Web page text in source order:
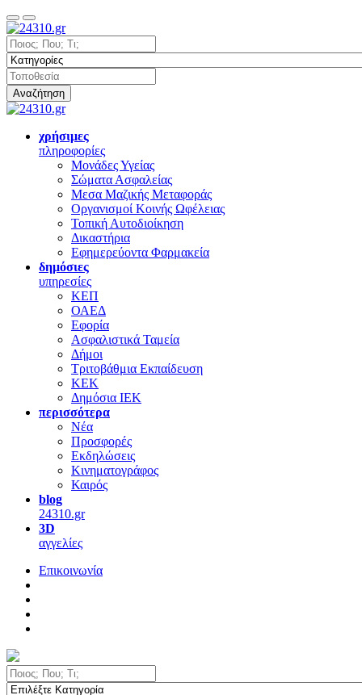
Αναζήτηση
χρήσιμες
πληροφορίες
Μονάδες Υγείας
Σώματα Ασφαλείας
Μεσα Μαζικής Μεταφοράς
Οργανισμοί Κοινής Ωφέλειας
Τοπική Αυτοδιοίκηση
Δικαστήρια
Εφημερεύοντα Φαρμακεία
δημόσιες
υπηρεσίες
ΚΕΠ
ΟΑΕΔ
Εφορία
Ασφαλιστικά Ταμεία
Δήμοι
Τριτοβάθμια Εκπαίδευση
ΚΕΚ
Δημόσια ΙΕΚ
περισσότερα
Νέα
Προσφορές
Εκδηλώσεις
Κινηματογράφος
Καιρός
blog
24310.gr
3D
αγγελίες
Επικοινωνία